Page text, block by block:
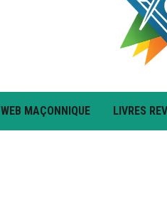
WEB MAÇONNIQUE LIVRES